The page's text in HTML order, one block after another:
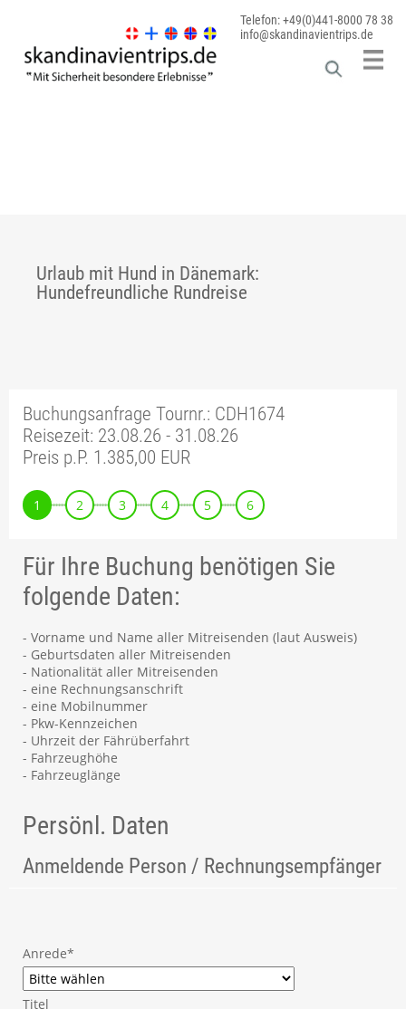
Telefon: +49(0)441-8000 78 38
info@skandinavientrips.de
Urlaub mit Hund in Dänemark:
Hundefreundliche Rundreise
Buchungsanfrage Tournr.: CDH1674
Reisezeit: 23.08.26 - 31.08.26
Preis p.P. 1.385,00 EUR
1 2 3 4 5 6
Für Ihre Buchung benötigen Sie
folgende Daten:
- Vorname und Name aller Mitreisenden (laut Ausweis)
- Geburtsdaten aller Mitreisenden
- Nationalität aller Mitreisenden
- eine Rechnungsanschrift
- eine Mobilnummer
- Pkw-Kennzeichen
- Uhrzeit der Fährüberfahrt
- Fahrzeughöhe
- Fahrzeuglänge
Persönl. Daten
Anmeldende Person / Rechnungsempfänger
Anrede*
Titel